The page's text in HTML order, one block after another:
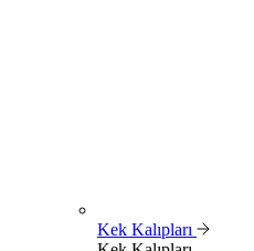
Kek Kalıpları